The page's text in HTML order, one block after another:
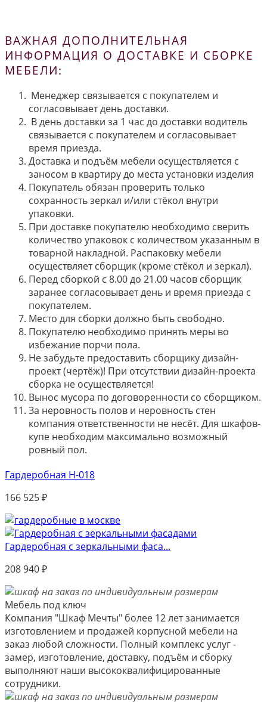
ВАЖНАЯ ДОПОЛНИТЕЛЬНАЯ
ИНФОРМАЦИЯ О ДОСТАВКЕ И СБОРКЕ
МЕБЕЛИ:
Менеджер связывается с покупателем и
согласовывает день доставки.
В день доставки за 1 час до доставки водитель
связывается с покупателем и согласовывает
время приезда.
Доставка и подъём мебели осуществляется с
заносом в квартиру до места установки изделия
Покупатель обязан проверить только
сохранность зеркал и/или стёкол внутри
упаковки.
При доставке покупателю необходимо сверить
количество упаковок с количеством указанным в
товарной накладной. Распаковку мебели
осуществляет сборщик (кроме стёкол и зеркал).
Перед сборкой с 8.00 до 21.00 часов сборщик
заранее согласовывает день и время приезда с
покупателем.
Место для сборки должно быть свободно.
Покупателю необходимо принять меры во
избежание порчи пола.
Не забудьте предоставить сборщику дизайн-
проект (чертёж)! При отсутствии дизайн-проекта
сборка не осуществляется!
Вынос мусора по договоренности со сборщиком.
За неровность полов и неровность стен
компания ответственности не несёт. Для шкафов-
купе необходим максимально возможный
ровный пол.
Гардеробная Н-018
166 525₽
Гардеробная с зеркальными фаса...
208 940₽
Мебель под ключ
Компания "Шкаф Мечты" более 12 лет занимается
изготовлением и продажей корпусной мебели на
заказ любой сложности. Полный комплекс услуг -
замер, изготовление, доставку, подъём и сборку
выполняют наши высококвалифицированные
сотрудники.